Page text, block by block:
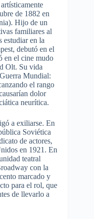
de 1882 en
Hijo de un
familiares al
estudiar en la
debutó en el
en el cine mudo
Olt. Su vida
Mundial:
el rango
dolor
neurítica.
a exiliarse. En
Soviética
de actores,
en 1921. En
teatral
con la
marcado y
para el rol, que
de llevarlo a